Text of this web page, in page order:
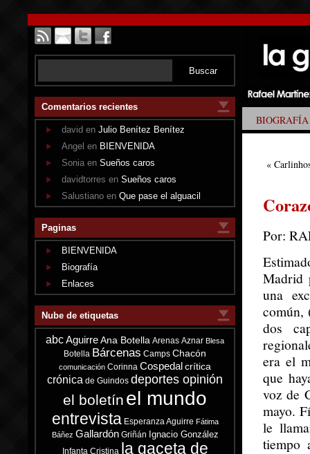
Comentarios recientes
david en Julio Benítez Benítez
Angel en BIENVENIDA
Sonia en Sueños caros
davidtorres en Sueños caros
Salustiano en Que pase el alguacil
Paginas
BIENVENIDA
Biografía
Enlaces
Nube de etiquetas
abcAguirre Ana Botella Arenas Aznar Blesa
Botella Bárcenas Camps Chacón
comunicación Corinna Cospedal crítica
crónica de Guindos deportes opinión
el boletín el mundo
entrevista Esperanza Aguirre Fátima
Báñez Gallardón Griñán Ignacio González
Infanta Cristina la gaceta de
BIOGRAFÍA
«
Por:
Madrid
una
común,
dos
era el
que
voz de
mayo.
le
tiempo